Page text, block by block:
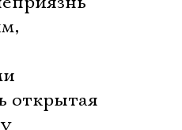
открытая